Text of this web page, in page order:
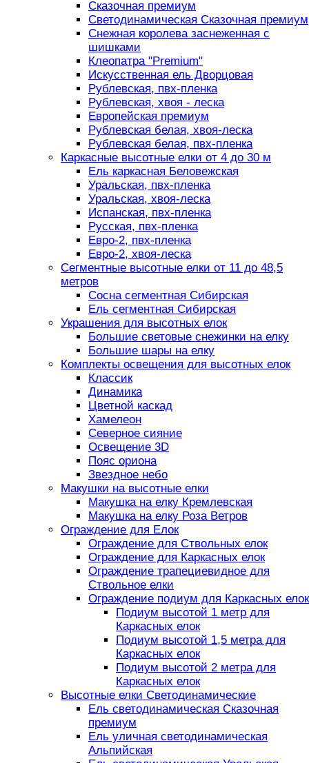
Сказочная премиум
Светодинамическая Сказочная премиум
Снежная королева заснеженная с
шишками
Клеопатра "Premium"
Искусственная ель Дворцовая
Рублевская, пвх-пленка
Рублевская, хвоя - леска
Европейская премиум
Рублевская белая, хвоя-леска
Рублевская белая, пвх-пленка
Каркасные высотные елки от 4 до 30 м
Ель каркасная Беловежская
Уральская, пвх-пленка
Уральская, хвоя-леска
Испанская, пвх-пленка
Русская, пвх-пленка
Евро-2, пвх-пленка
Евро-2, хвоя-леска
Сегментные высотные елки от 11 до 48,5
метров
Сосна сегментная Сибирская
Ель сегментная Сибирская
Украшения для высотных елок
Большие световые снежинки на елку
Большие шары на елку
Комплекты освещения для высотных елок
Классик
Динамика
Цветной каскад
Хамелеон
Северное сияние
Освещение 3D
Пояс ориона
Звездное небо
Макушки на высотные елки
Макушка на елку Кремлевская
Макушка на елку Роза Ветров
Ограждение для Елок
Ограждение для Ствольных елок
Ограждение для Каркасных елок
Ограждение трапециевидное для
Ствольное елки
Ограждение подиум для Каркасных елок
Подиум высотой 1 метр для
Каркасных елок
Подиум высотой 1,5 метра для
Каркасных елок
Подиум высотой 2 метра для
Каркасных елок
Высотные елки Светодинамические
Ель светодинамическая Сказочная
премиум
Ель уличная светодинамическая
Альпийская